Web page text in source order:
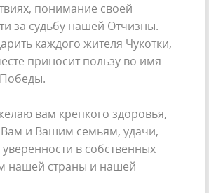
понимание своей
за судьбу нашей Отчизны.
каждого жителя Чукотки,
приносит пользу во имя
вам крепкого здоровья,
и Вашим семьям, удачи,
уверенности в собственных
нашей страны и нашей